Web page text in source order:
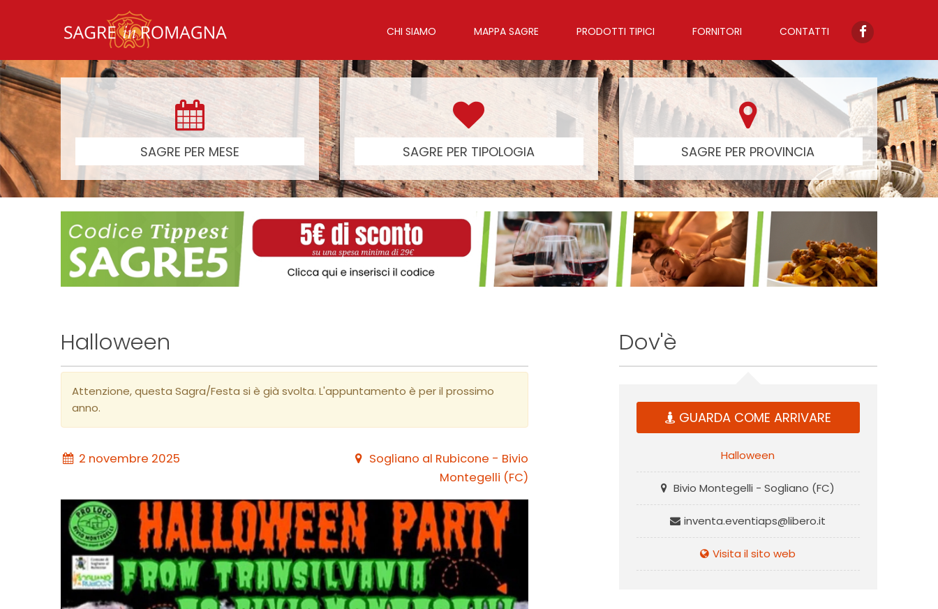
CHI SIAMO MAPPA SAGRE PRODOTTI TIPICI FORNITORI CONTATTI
SAGRE PER MESE SAGRE PER TIPOLOGIA SAGRE PER PROVINCIA
Halloween
Attenzione, questa Sagra/Festa si è già svolta. L'appuntamento è per il prossimo
anno.
2 novembre 2025
Sogliano al Rubicone - Bivio
Montegelli (FC)
Dov'è
GUARDA COME ARRIVARE
Halloween
Bivio Montegelli - Sogliano (FC)
inventa.eventiaps@libero.it
Visita il sito web